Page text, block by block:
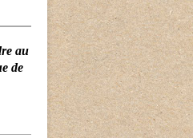
au
de